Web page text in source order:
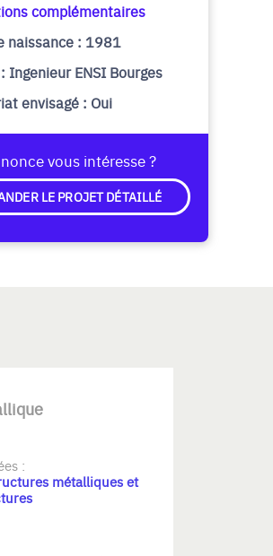
complémentaires
naissance : 1981
Ingenieur ENSI Bourges
envisagé : Oui
vous intéresse ?
LE PROJET DÉTAILLÉ
:
métalliques et